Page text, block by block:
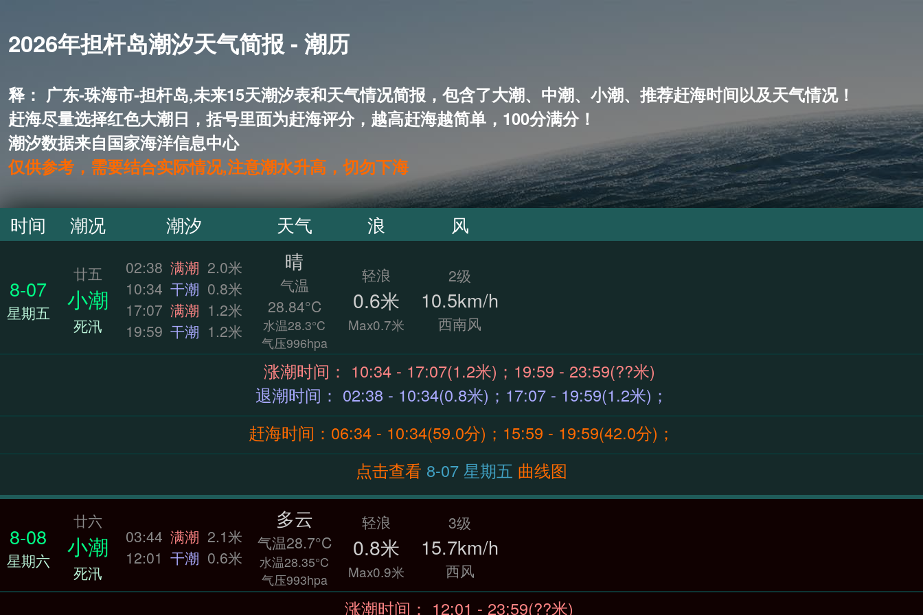
2026年担杆岛潮汐天气简报 - 潮历
释： 广东-珠海市-担杆岛,未来15天潮汐表和天气情况简报，包含了大潮、中潮、小潮、推荐赶海时间以及天气情况！
赶海尽量选择红色大潮日，括号里面为赶海评分，越高赶海越简单，100分满分！
潮汐数据来自国家海洋信息中心
仅供参考，需要结合实际情况,注意潮水升高，切勿下海
时间 潮况 潮汐 天气 浪 风
8-07
星期五
廿五
小潮
死汛
02:38 满潮 2.0米
10:34 干潮 0.8米
17:07 满潮 1.2米
19:59 干潮 1.2米
晴
气温
28.84°C
水温28.3°C
气压996hpa
轻浪
0.6米
Max0.7米
2级
10.5km/h
西南风
涨潮时间： 10:34 - 17:07(1.2米)；19:59 - 23:59(??米)
退潮时间： 02:38 - 10:34(0.8米)；17:07 - 19:59(1.2米)；
赶海时间：06:34 - 10:34(59.0分)；15:59 - 19:59(42.0分)；
点击查看
8-07 星期五 曲线图
8-08
星期六
廿六
小潮
死汛
03:44 满潮 2.1米
12:01 干潮 0.6米
多云
气温28.7°C
水温28.35°C
气压993hpa
轻浪
0.8米
Max0.9米
3级
15.7km/h
西风
涨潮时间： 12:01 - 23:59(??米)